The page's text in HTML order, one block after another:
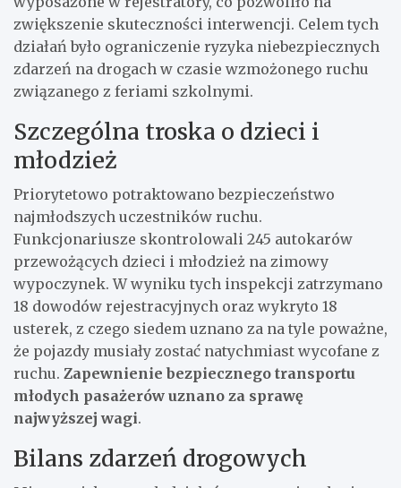
zwiększenie skuteczności interwencji. Celem tych
działań było ograniczenie ryzyka niebezpiecznych
zdarzeń na drogach w czasie wzmożonego ruchu
związanego z feriami szkolnymi.
Szczególna troska o dzieci i
młodzież
Priorytetowo potraktowano bezpieczeństwo
najmłodszych uczestników ruchu.
Funkcjonariusze skontrolowali 245 autokarów
przewożących dzieci i młodzież na zimowy
wypoczynek. W wyniku tych inspekcji zatrzymano
18 dowodów rejestracyjnych oraz wykryto 18
usterek, z czego siedem uznano za na tyle poważne,
że pojazdy musiały zostać natychmiast wycofane z
ruchu. Zapewnienie bezpiecznego transportu
młodych pasażerów uznano za sprawę
najwyższej wagi.
Bilans zdarzeń drogowych